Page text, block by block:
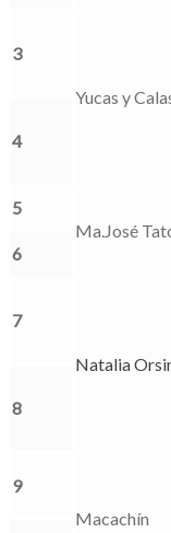
3
Yucas y
4
5
Ma.José
6
7
Natalia
8
9
Macachín